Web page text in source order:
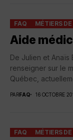
FAQ MÉTIERS
Aide
De Julien et Anaïs
renseigner sur le
Québec,
PARFAQ 16 OCTOBRE
FAQ MÉTIERS